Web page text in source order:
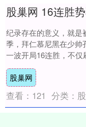
纪录存在的意义，就是
季，拜仁慕尼黑在少帅
一波开局16连胜，不仅
史，更以一种前所未有
新拜仁....
股巢网
查看： 121 分类：